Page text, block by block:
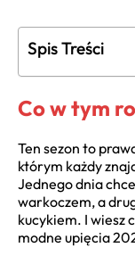
Spis Treści
Co w tym
Ten sezon to
którym każdy
Jednego dnia
warkoczem, a
kucykiem. I wiesz
modne upięcia